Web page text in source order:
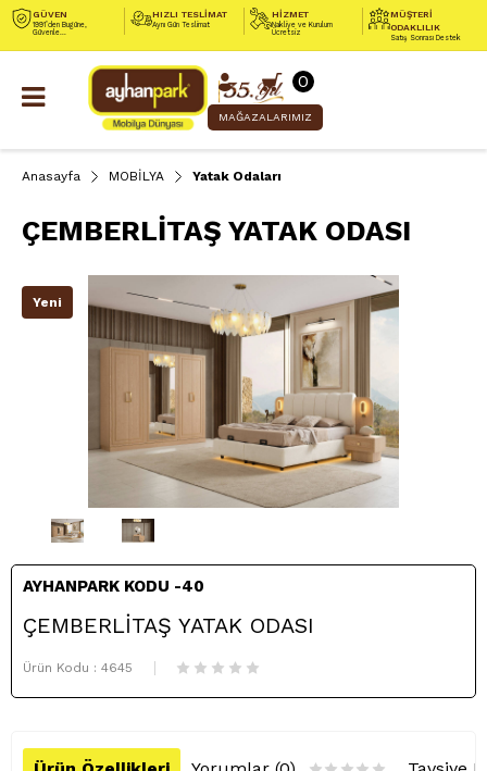
GÜVEN
1991’den Bugüne,
Güvenle...
HIZLI TESLİMAT
Aynı Gün Teslimat
HİZMET
Nakliye ve Kurulum
Ücretsiz
MÜŞTERİ
ODAKLILIK
Satış Sonrası Destek
0
MAĞAZALARIMIZ
Anasayfa MOBİLYA Yatak Odaları
ÇEMBERLİTAŞ YATAK ODASI
Yeni
AYHANPARK KODU -40
ÇEMBERLİTAŞ YATAK ODASI
Ürün Kodu : 4645